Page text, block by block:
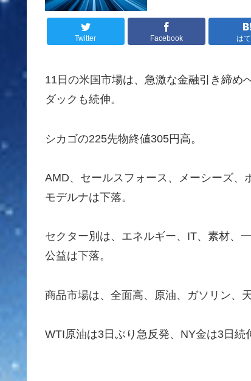
Twitter Facebook は
11日の米国市場は、急激な金融引き締
ダックも続伸。
シカゴの225先物終値305円高。
AMD、セールスフォース、メーシーズ、
モデルナは下落。
セクター別は、エネルギー、IT、素材、
公益は下落。
商品市場は、全面高、原油、ガソリン、
WTI原油は3日ぶり急反発、NY金は3日続